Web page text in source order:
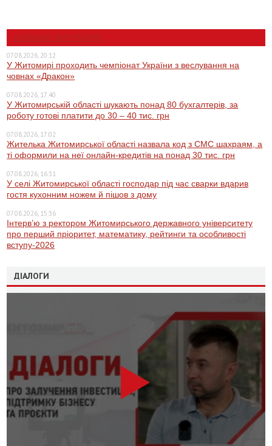
НОВИНИ ЖИТОМИРА
07.08.2026, 20:12
У Житомирі проходить чемпіонат України з веслування на
човнах «Дракон»
07.08.2026, 17:40
У Житомирській області шукають понад 80 бухгалтерів, за
роботу готові платити до 30 – 40 тис. грн
07.08.2026, 17:02
Жителька Житомирської області назвала код з СМС шахраям, а
ті оформили на неї онлайн-кредитів на понад 30 тис. грн
07.08.2026, 16:31
У селі Житомирської області господар під час сварки вдарив
гостя кухонним ножем й пішов з дому
07.08.2026, 15:36
Інтерв’ю з ректором Житомирського державного університету
про перший пріоритет, математику, рейтинги та особливості
вступу-2026
ДІАЛОГИ